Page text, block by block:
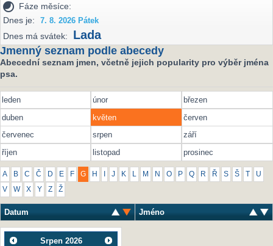
Fáze měsíce:
Dnes je:
7. 8. 2026 Pátek
Dnes má svátek: Lada
Jmenný seznam podle abecedy
Abecední seznam jmen, včetně jejich popularity pro výběr jména
psa.
leden únor
březen
duben
květen
červen
červenec
srpen
září
říjen
listopad prosinec
A B C Č D E F G H J K L M N O P Q R Ř S Š U
V W X Y Z Ž
Datum Jméno
Srpen 2026